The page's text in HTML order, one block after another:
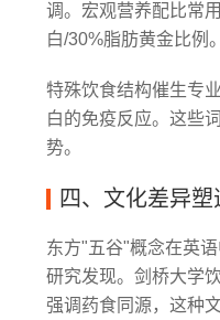
调。宏观营养配比常
白/30%脂肪黄金比例。
特殊饮食结构催生专
白的免疫反应。这些
势。
四、文化差异
东方"五谷"概念在英
研究发现。剑桥大学
强调药食同源，这种